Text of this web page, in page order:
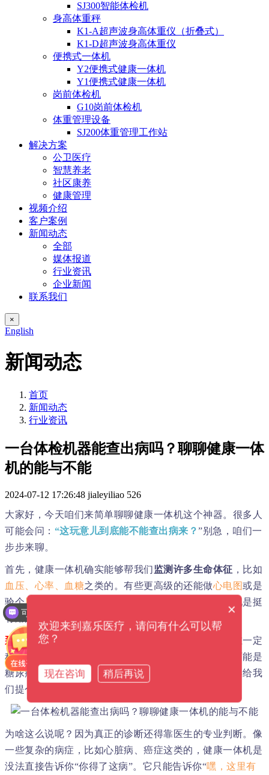
SJ300智能体检机
身高体重秤
K1-A超声波身高体重仪（折叠式）
K1-D超声波身高体重仪
便携式一体机
Y2便携式健康一体机
Y1便携式健康一体机
岗前体检机
G10岗前体检机
体重管理设备
SJ200体重管理工作站
解决方案
公卫医疗
智慧养老
社区康养
健康管理
视频介绍
客户案例
新闻动态
全部
媒体报道
行业资讯
企业新闻
联系我们
×
English
新闻动态
首页
新闻动态
行业资讯
一台体检机器能查出病吗？聊聊健康一体
机的能与不能
2024-07-12 17:26:48 jialeyiliao 526
大家好，今天咱们来简单聊聊健康一体机这个神器。很多人
可能会问： “这玩意儿到底能不能查出病来？”别急，咱们一
步步来聊。
首先，健康一体机确实能够帮我们监测许多生命体征 ，比如
血压、心率、血糖之类的。有些更高级的还能做心电图或是
验个尿常规
。这些检测，对于了解我们当前的健康状况是挺
有用的。
那它能不能用来看我们是不是得了什么病呢？
其实，在一定
程度上是可以的。比如，如果你的血糖一直偏高，那可能是
糖尿病的前兆；血压老高，可能是高血压病。这种机器给我
们提个醒，但是，并不能替代专业医生的诊断。
为啥这么说呢？因为真正的诊断还得靠医生的专业判断。像
一些复杂的病症，比如心脏病、癌症这类的，健康一体机是
没法直接告诉你“你得了这病”。它只能告诉你“嘿，这里有
×
欢迎来到嘉乐医疗，请问有什么可以帮
您？
现在咨询 稍后再说